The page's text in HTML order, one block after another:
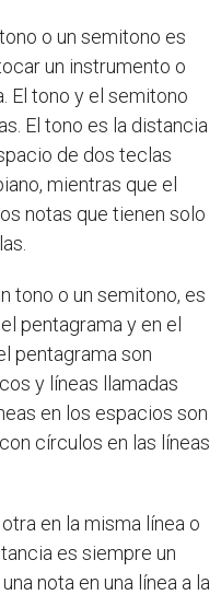
o un semitono es
un instrumento o
El tono y el semitono
El tono es la distancia
de dos teclas
mientras que el
notas que tienen solo
tono o un semitono, es
pentagrama y en el
pentagrama son
y líneas llamadas
en los espacios son
círculos en las líneas
en la misma línea o
es siempre un
nota en una línea a la